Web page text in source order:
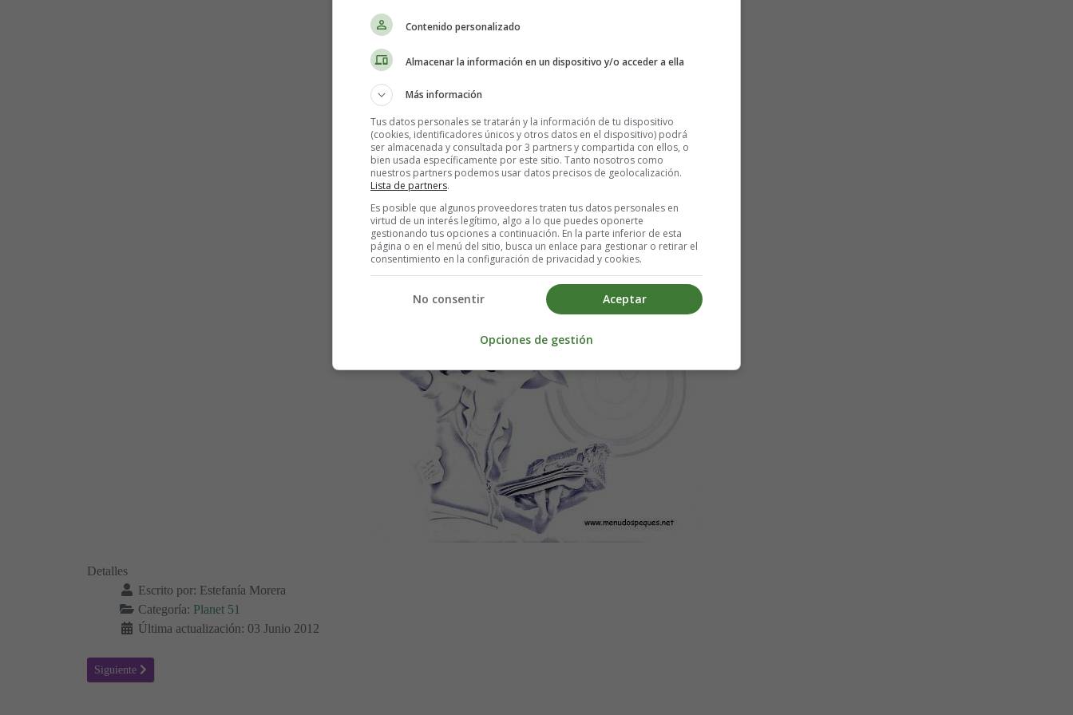
Lámina de dibujos Planet 51 12 - Personajes de Planet 51.
Detalles
Escrito por: Estefanía Morera
Categoría: Planet 51
Última actualización: 03 Junio 2012
Artículo siguiente: Colorear Planet 51 11
Siguiente
Contenido personalizado
Almacenar la información en un dispositivo y/o acceder a ella
Más información
Tus datos personales se tratarán y la información de tu dispositivo
(cookies, identificadores únicos y otros datos en el dispositivo) podrá
ser almacenada y consultada por 3 partners y compartida con ellos, o
bien usada específicamente por este sitio. Tanto nosotros como
nuestros partners podemos usar datos precisos de geolocalización.
Lista de partners.
Es posible que algunos proveedores traten tus datos personales en
virtud de un interés legítimo, algo a lo que puedes oponerte
gestionando tus opciones a continuación. En la parte inferior de esta
página o en el menú del sitio, busca un enlace para gestionar o retirar el
consentimiento en la configuración de privacidad y cookies.
Aceptar
No consentir
Opciones de gestión